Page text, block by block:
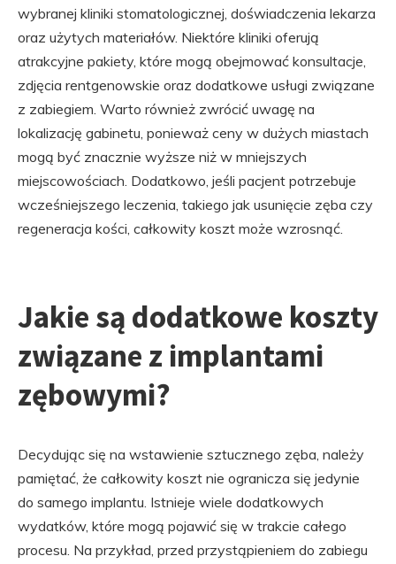
wybranej kliniki stomatologicznej, doświadczenia lekarza
oraz użytych materiałów. Niektóre kliniki oferują
atrakcyjne pakiety, które mogą obejmować konsultacje,
zdjęcia rentgenowskie oraz dodatkowe usługi związane
z zabiegiem. Warto również zwrócić uwagę na
lokalizację gabinetu, ponieważ ceny w dużych miastach
mogą być znacznie wyższe niż w mniejszych
miejscowościach. Dodatkowo, jeśli pacjent potrzebuje
wcześniejszego leczenia, takiego jak usunięcie zęba czy
regeneracja kości, całkowity koszt może wzrosnąć.
Jakie są dodatkowe koszty
związane z implantami
zębowymi?
Decydując się na wstawienie sztucznego zęba, należy
pamiętać, że całkowity koszt nie ogranicza się jedynie
do samego implantu. Istnieje wiele dodatkowych
wydatków, które mogą pojawić się w trakcie całego
procesu. Na przykład, przed przystąpieniem do zabiegu